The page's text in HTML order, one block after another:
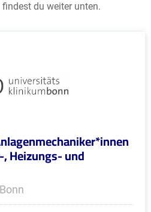
du weiter unten.
Heizungs- und